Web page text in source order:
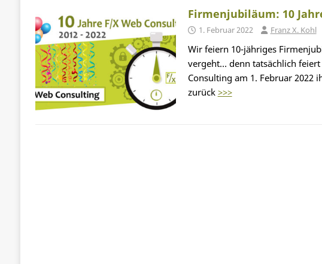
Firmenjubiläum: 10
1. Februar 2022 Franz X. Kohl
Wir feiern 10-jähriges
vergeht… denn tatsächlich
Consulting am 1. Februar 2022
zurück >>>